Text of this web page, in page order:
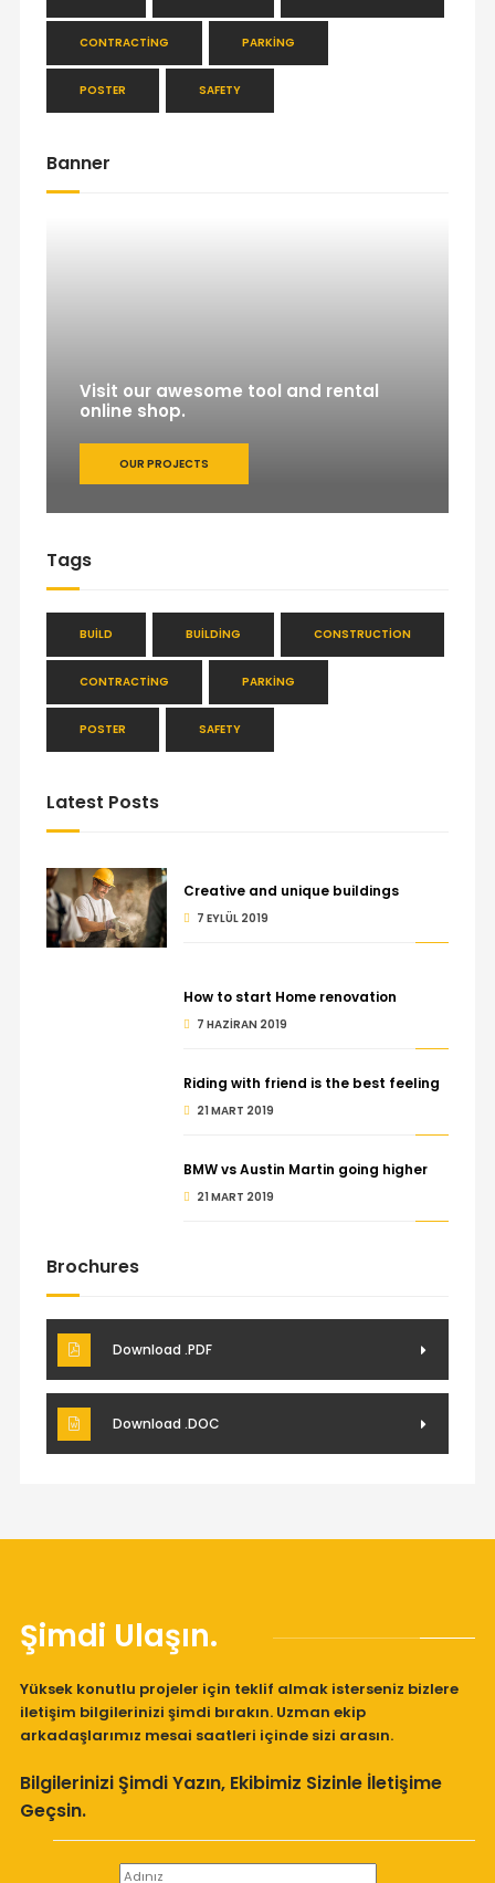
CONTRACTING PARKING
POSTER SAFETY
Banner
Visit our awesome tool and rental
online shop.
OUR PROJECTS
Tags
BUILD BUILDING CONSTRUCTION
CONTRACTING PARKING
POSTER SAFETY
Latest Posts
Creative and unique buildings
7 EYLÜL 2019
How to start Home renovation
7 HAZIRAN 2019
Riding with friend is the best feeling
21 MART 2019
BMW vs Austin Martin going higher
21 MART 2019
Brochures
Download .PDF
Download .DOC
Şimdi Ulaşın.
Yüksek konutlu projeler için teklif almak isterseniz bizlere
iletişim bilgilerinizi şimdi bırakın. Uzman ekip
arkadaşlarımız mesai saatleri içinde sizi arasın.
Bilgilerinizi Şimdi Yazın, Ekibimiz Sizinle İletişime
Geçsin.